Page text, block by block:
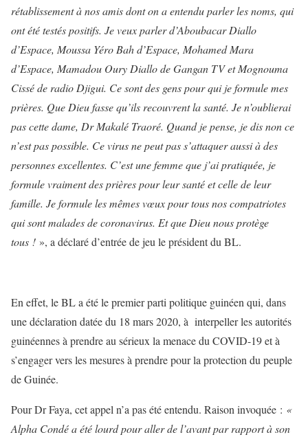
rétablissement à nos amis dont on a entendu parler les noms, qui
ont été testés positifs. Je veux parler d’Aboubacar Diallo
d’Espace, Moussa Yéro Bah d’Espace, Mohamed Mara
d’Espace, Mamadou Oury Diallo de Gangan TV et Mognouma
Cissé de radio Djigui. Ce sont des gens pour qui je formule mes
prières. Que Dieu fasse qu’ils recouvrent la santé. Je n’oublierai
pas cette dame, Dr Makalé Traoré. Quand je pense, je dis non ce
n’est pas possible. Ce virus ne peut pas s’attaquer aussi à des
personnes excellentes. C’est une femme que j’ai pratiquée, je
formule vraiment des prières pour leur santé et celle de leur
famille. Je formule les mêmes vœux pour tous nos compatriotes
qui sont malades de coronavirus. Et que Dieu nous protège
tous ! », a déclaré d’entrée de jeu le président du BL.
En effet, le BL a été le premier parti politique guinéen qui, dans
une déclaration datée du 18 mars 2020, à interpeller les autorités
guinéennes à prendre au sérieux la menace du COVID-19 et à
s’engager vers les mesures à prendre pour la protection du peuple
de Guinée.
Pour Dr Faya, cet appel n’a pas été entendu. Raison invoquée : «
Alpha Condé a été lourd pour aller de l’avant par rapport à son